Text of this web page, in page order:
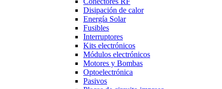
Disipación de calor
Energía Solar
Fusibles
Interruptores
Kits electrónicos
Módulos electrónicos
Motores y Bombas
Optoelectrónica
Pasivos